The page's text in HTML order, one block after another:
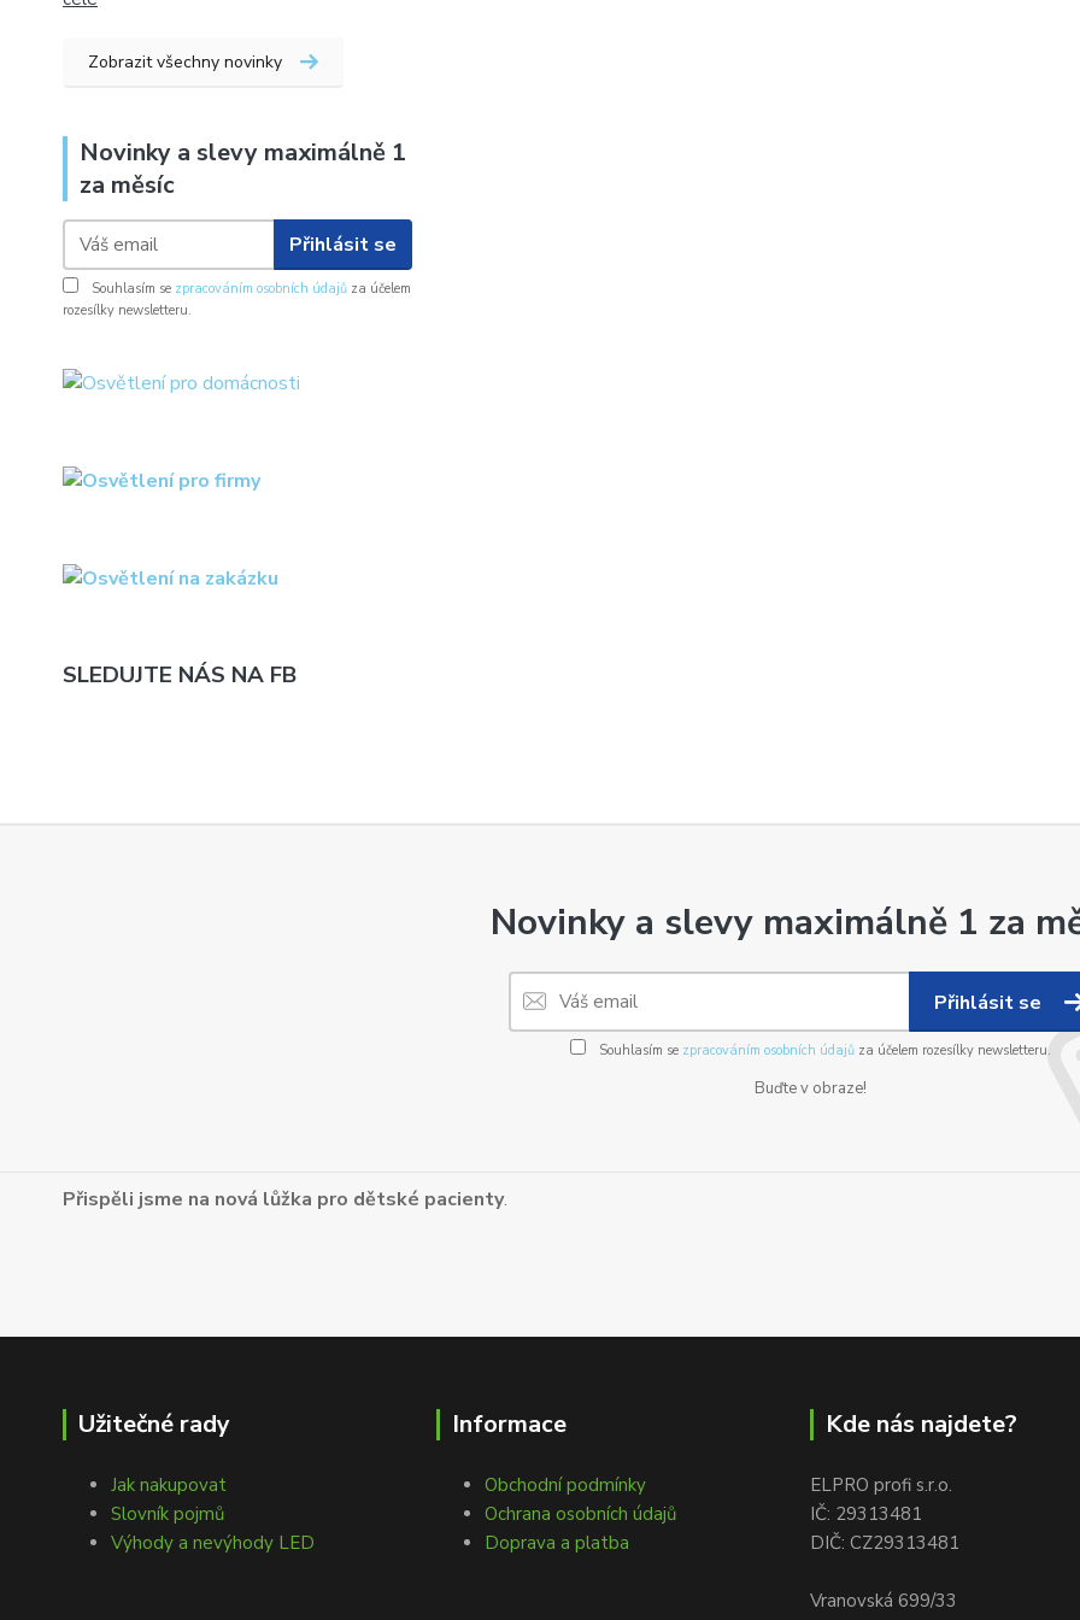
Zobrazit všechny novinky
Novinky a slevy maximálně 1
za měsíc
Přihlásit se
Souhlasím se zpracováním osobních údajů za účelem
rozesílky newsletteru.
SLEDUJTE NÁS NA FB
Novinky a slevy maximálně 1 za
Přihlásit se
Souhlasím se zpracováním osobních údajůza účelem rozesílky newsletteru.
Buďte v obraze!
Přispěli jsme na nová lůžka pro dětské pacienty.
Užitečné rady
Jak nakupovat
Slovník pojmů
Výhody a nevýhody LED
Informace
Obchodní podmínky
Ochrana osobních údajů
Doprava a platba
Kde nás najdete?
ELPRO profi s.r.o.
IČ: 29313481
DIČ: CZ29313481
Vranovská 699/33